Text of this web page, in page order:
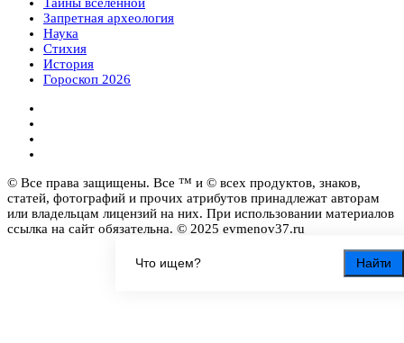
Найти
Запретная археология
Наука
Стихия
История
Гороскоп 2026
© Все права защищены. Все ™ и © всех продуктов, знаков,
статей, фотографий и прочих атрибутов принадлежат авторам
или владельцам лицензий на них. При использовании материалов
ссылка на сайт обязательна. © 2025 evmenov37.ru